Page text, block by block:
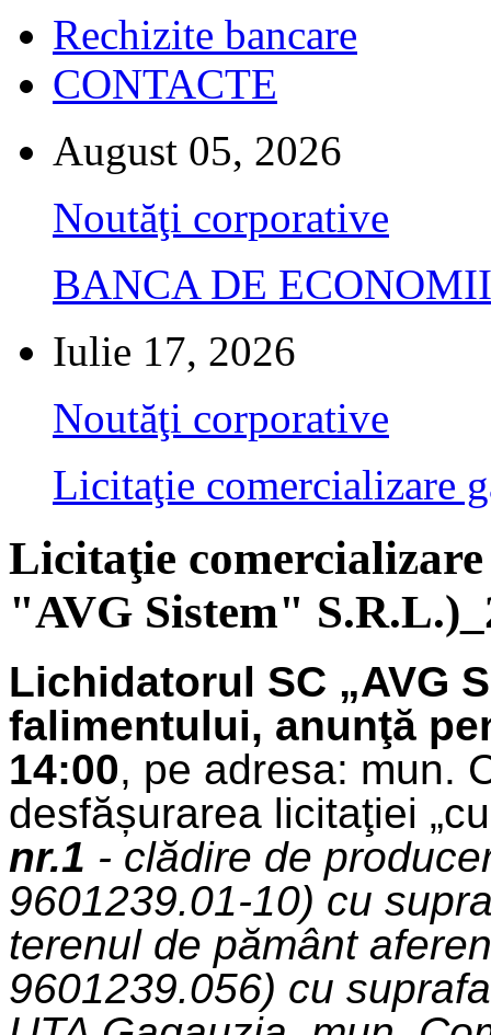
Rechizite bancare
CONTACTE
August 05, 2026
Noutăţi corporative
BANCA DE
Iulie 17, 2026
Noutăţi corporative
Licitaţie comercializare
Licitaţie
"AVG Sistem"
Lichidatorul SC „AVG
falimentului, anunţă
14:00, pe adresa: mun.
desfășurarea licitaţiei
nr.1 - clădire de
9601239.01-10) cu
terenul de pământ
9601239.056) cu